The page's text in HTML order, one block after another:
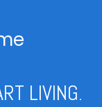
LIVING.